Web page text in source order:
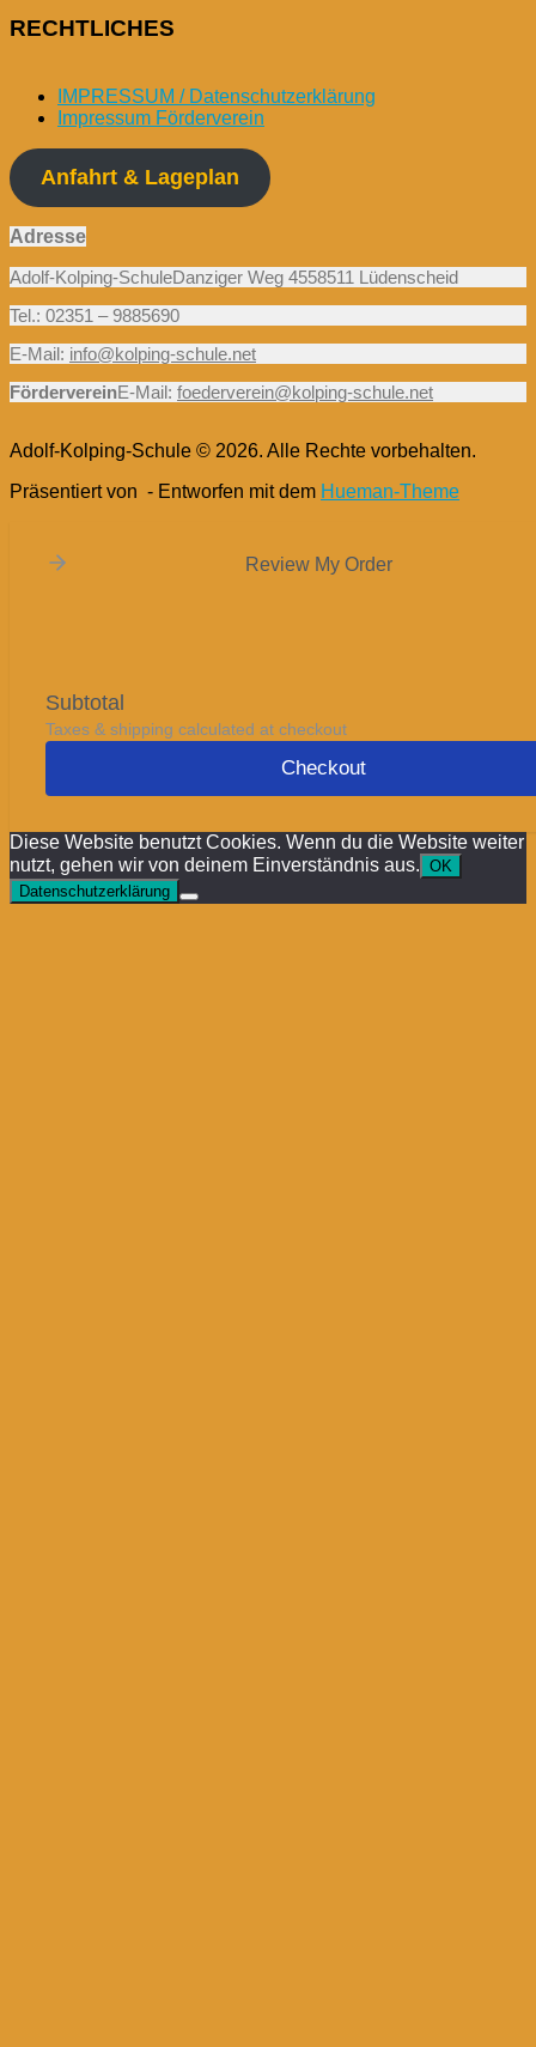
RECHTLICHES
IMPRESSUM / Datenschutzerklärung
Impressum Förderverein
Anfahrt & Lageplan
Adresse
Adolf-Kolping-SchuleDanziger Weg 4558511 Lüdenscheid
Tel.: 02351 – 9885690
E-Mail: info@kolping-schule.net
FördervereinE-Mail: foederverein@kolping-schule.net
Adolf-Kolping-Schule © 2026. Alle Rechte vorbehalten.
Präsentiert von - Entworfen mit dem Hueman-Theme
Review My Order
Subtotal
Taxes & shipping calculated at checkout
Checkout
Diese Website benutzt Cookies. Wenn du die Website weiter
nutzt, gehen wir von deinem Einverständnis aus. OK
Datenschutzerklärung